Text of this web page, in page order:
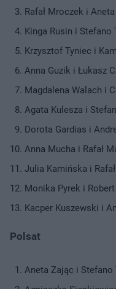
Rafał Mroczek i
Kinga Rusin i Stefano
Krzysztof Tyniec i
Anna Guzik i Łukasz
Magdalena Walach i
Agata Kulesza i
Dorota Gardias i
Anna Mucha i Rafał
Julia Kamińska i
Monika Pyrek i
Kacper Kuszewski i
Polsat
Aneta Zając i Stefano